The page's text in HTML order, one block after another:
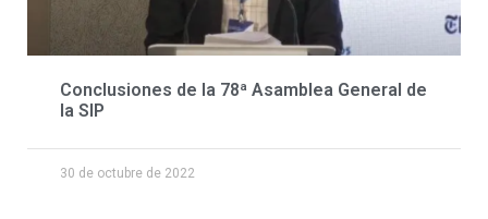
Conclusiones de la 78ª Asamblea General de
la SIP
30 de octubre de 2022